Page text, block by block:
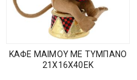
ΚΑΦΕ ΜΑΙΜΟΥ ΜΕ ΤΥΜΠΑΝΟ
21Χ16Χ40ΕΚ